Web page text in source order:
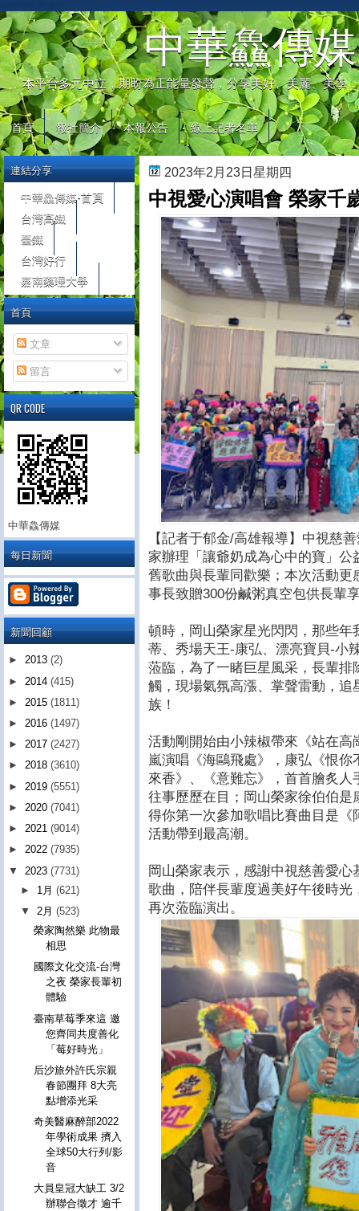
中華鱻傳媒
本平台多元中立，期盼為正能量發聲，分享美好、美麗、美學
首頁 報社簡介 本報公告 線上記者名單
2023年2月23日星期四
中視愛心演唱會 榮家千
【記者于郁金/高雄報導】中視慈
家辦理「讓爺奶成為心中的寶」
舊歌曲與長輩同歡樂；本次活動
事長致贈300份鹹粥真空包供長輩
頓時，岡山榮家星光閃閃，那些
蒂、秀場天王-康弘、漂亮寶貝-小
蒞臨，為了一睹巨星風采，長輩
觸，現場氣氛高漲、掌聲雷動，
族！
活動剛開始由小辣椒帶來《站在
嵐演唱《海鷗飛處》，康弘《恨
來香》、《意難忘》，首首膾炙
往事歷歷在目；岡山榮家徐伯伯
得你第一次參加歌唱比賽曲目是
活動帶到最高潮。
岡山榮家表示，感謝中視慈善愛
歌曲，陪伴長輩度過美好午後時
再次蒞臨演出。
連結分享
中華鱻傳媒-首頁
台灣高鐵
臺鐵
台灣好行
嘉南藥理大學
首頁
文章
留言
QR CODE
中華鱻傳媒
每日新聞
新聞回顧
► 2013 (2)
► 2014 (415)
► 2015 (1811)
► 2016 (1497)
► 2017 (2427)
► 2018 (3610)
► 2019 (5551)
► 2020 (7041)
► 2021 (9014)
► 2022 (7935)
▼ 2023 (7731)
► 1月(621)
▼ 2月(523)
榮家陶然樂 此物最
相思
國際文化交流-台灣
之夜 榮家長輩初
體驗
臺南草莓季來這 邀
您齊同共度善化
「莓好時光」
后沙旅外許氏宗親
春節團拜 8大亮
點增添光采
奇美醫麻醉部2022
年學術成果 擠入
全球50大行列/影
音
大員皇冠大缺工 3/2
辦聯合徵才 逾千